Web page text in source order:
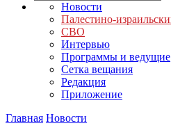
Новости
Палестино-
СВО
Интервью
Программы и ведущие
Сетка вещания
Редакция
Приложение
Главная Новости